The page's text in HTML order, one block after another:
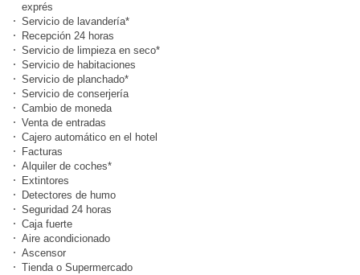
exprés
Servicio de lavandería*
Recepción 24 horas
Servicio de limpieza en seco*
Servicio de habitaciones
Servicio de planchado*
Servicio de conserjería
Cambio de moneda
Venta de entradas
Cajero automático en el hotel
Facturas
Alquiler de coches*
Extintores
Detectores de humo
Seguridad 24 horas
Caja fuerte
Aire acondicionado
Ascensor
Tienda o Supermercado